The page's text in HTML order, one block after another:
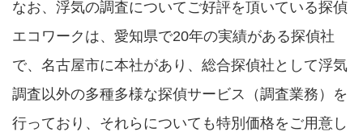
なお、浮気の調査についてご好評を頂いている探偵
エコワークは、愛知県で20年の実績がある探偵社
で、名古屋市に本社があり、総合探偵社として浮気
調査以外の多種多様な探偵サービス（調査業務）を
行っており、それらについても特別価格をご用意し